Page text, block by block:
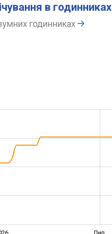
в годинниках
годинниках